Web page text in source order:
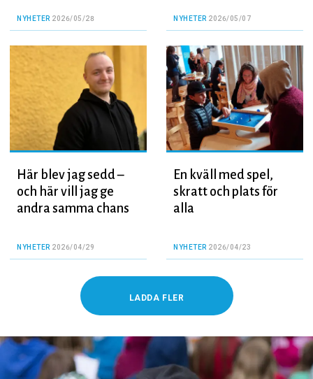
NYHETER 2026/05/28 NYHETER 2026/05/07
Här blev jag sedd –
och här vill jag ge
andra samma chans
NYHETER 2026/04/29
En kväll med spel,
skratt och plats för
alla
NYHETER 2026/04/23
LADDA FLER